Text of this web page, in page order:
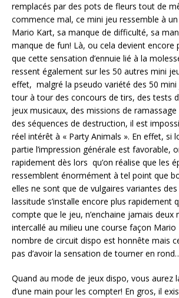
remplacés par des pots de fleurs tout de
commence mal, ce mini jeu ressemble à
Mario Kart, sa manque de difficulté, sa
manque de fun! Là, ou cela devient encore
que cette sensation d’ennuie lié à la
ressent également sur les 50 autres mini
effet, malgré la pseudo variété des 50
tour à tour des concours de tirs, des tests
jeux musicaux, des missions de
des séquences de destruction, il est
réel intérêt à « Party Animals ». En effet, si
partie l’impression générale est favorable,
rapidement dès lors qu’on réalise que les
ressemblent énormément à tel point que
elles ne sont que de vulgaires variantes
lassitude s’installe encore plus rapidement
compte que le jeu, n’enchaine jamais deux
intercallé au milieu une course façon Mario
nombre de circuit dispo est honnête mais
pas d’avoir la sensation de tourner en
Quand au mode de jeux dispo, vous aurez
d’une main pour les compter! En gros, il